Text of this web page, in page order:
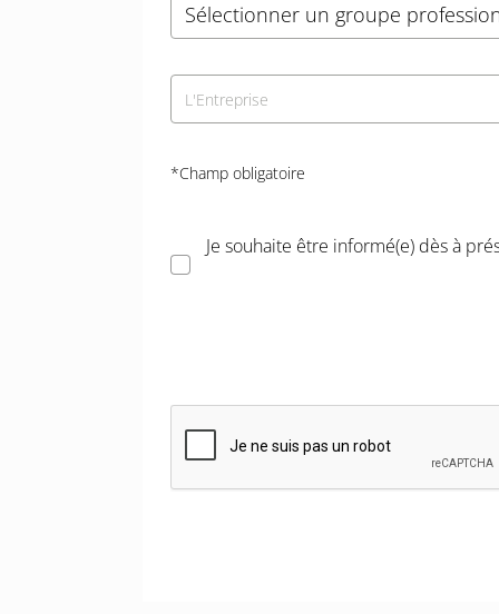
Sélectionner un groupe
*Champ obligatoire
Je souhaite être informé(e) dès à